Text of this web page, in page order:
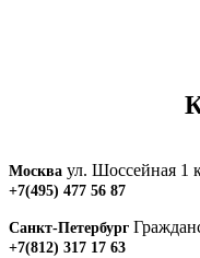
Москва ул. Шоссейная 1
+7(495) 477 56 87
Санкт-Петербург
+7(812) 317 17 63